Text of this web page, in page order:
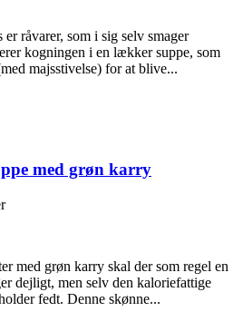
råvarer, som i sig selv smager
kogningen i en lækker suppe, som
majsstivelse) for at blive...
med grøn karry
med grøn karry skal der som regel en
dejligt, men selv den kaloriefattige
fedt. Denne skønne...